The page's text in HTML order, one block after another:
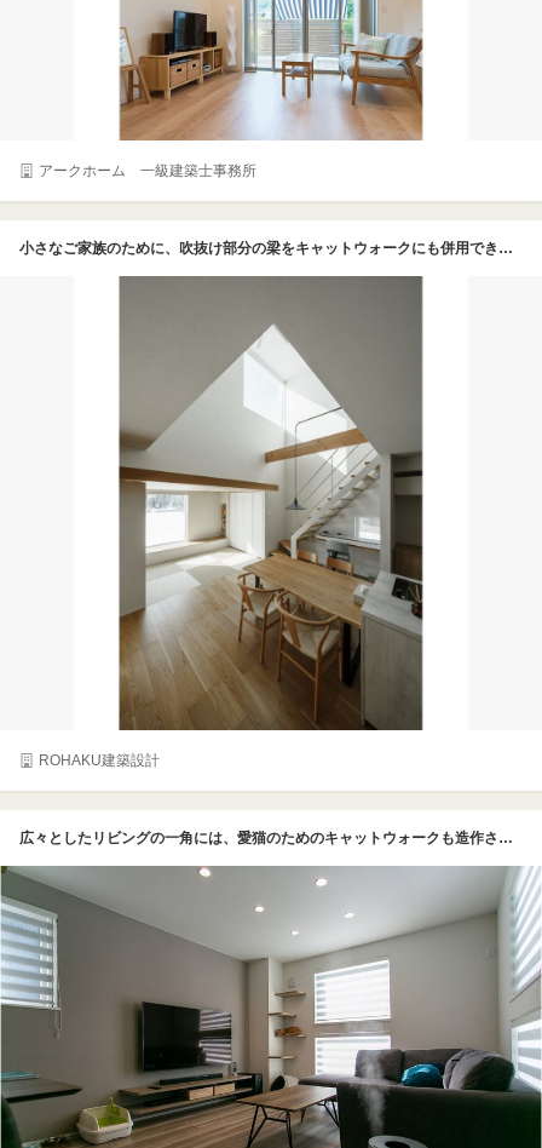
アークホーム 一級建築士事務所
小さなご家族のために、吹抜け部分の梁をキャットウォークにも併用できないか考え、リビング・畳コーナーのレッドシダー上にも行き来できるようデザイン
ROHAKU建築設計
広々としたリビングの一角には、愛猫のためのキャットウォークも造作されている